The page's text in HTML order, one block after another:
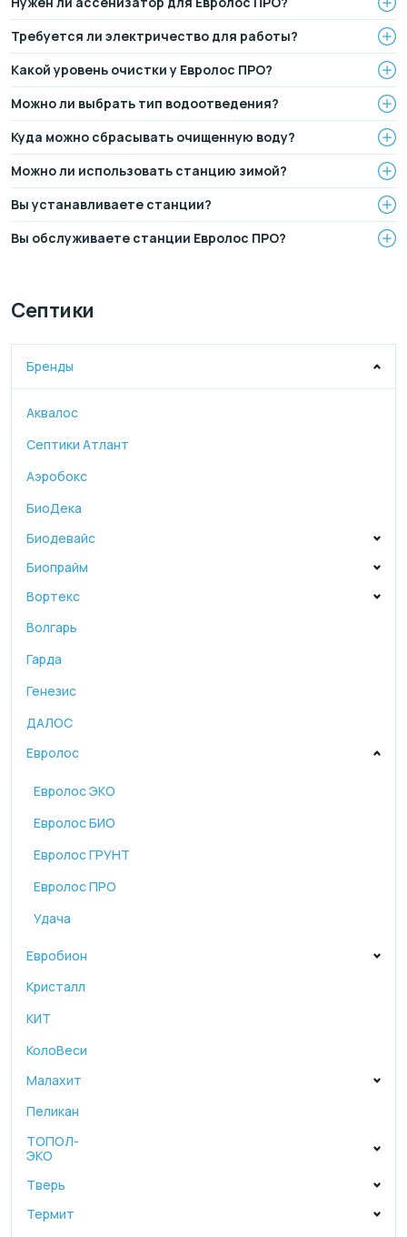
Требуется ли электричество для работы?
Какой уровень очистки у Евролос ПРО?
Можно ли выбрать тип водоотведения?
Куда можно сбрасывать очищенную воду?
Можно ли использовать станцию зимой?
Вы устанавливаете станции?
Вы обслуживаете станции Евролос ПРО?
Септики
Бренды
Аквалос
Септики Атлант
Аэробокс
БиоДека
Биодевайс
Биопрайм
Вортекс
Волгарь
Гарда
Генезис
ДАЛОС
Евролос
Евролос ЭКО
Евролос БИО
Евролос ГРУНТ
Евролос ПРО
Удача
Евробион
Кристалл
КИТ
КолоВеси
Малахит
Пеликан
ТОПОЛ-
ЭКО
Тверь
Термит